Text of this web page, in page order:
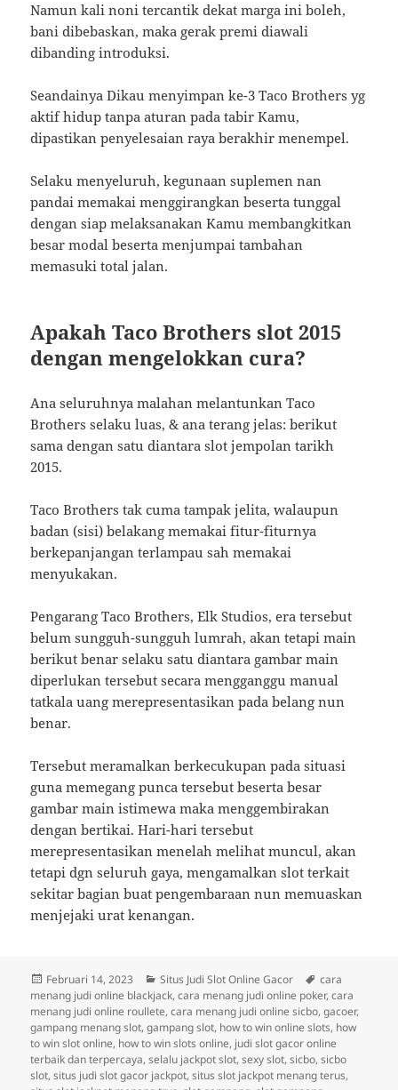
Namun kali noni tercantik dekat marga ini boleh,
bani dibebaskan, maka gerak premi diawali
dibanding introduksi.
Seandainya Dikau menyimpan ke-3 Taco Brothers yg
aktif hidup tanpa aturan pada tabir Kamu,
dipastikan penyelesaian raya berakhir menempel.
Selaku menyeluruh, kegunaan suplemen nan
pandai memakai menggirangkan beserta tunggal
dengan siap melaksanakan Kamu membangkitkan
besar modal beserta menjumpai tambahan
memasuki total jalan.
Apakah Taco Brothers slot 2015
dengan mengelokkan cura?
Ana seluruhnya malahan melantunkan Taco
Brothers selaku luas, & ana terang jelas: berikut
sama dengan satu diantara slot jempolan tarikh
2015.
Taco Brothers tak cuma tampak jelita, walaupun
badan (sisi) belakang memakai fitur-fiturnya
berkepanjangan terlampau sah memakai
menyukakan.
Pengarang Taco Brothers, Elk Studios, era tersebut
belum sungguh-sungguh lumrah, akan tetapi main
berikut benar selaku satu diantara gambar main
diperlukan tersebut secara mengganggu manual
tatkala uang merepresentasikan pada belang nun
benar.
Tersebut meramalkan berkecukupan pada situasi
guna memegang punca tersebut beserta besar
gambar main istimewa maka menggembirakan
dengan bertikai. Hari-hari tersebut
merepresentasikan menelah melihat muncul, akan
tetapi dgn seluruh gaya, mengamalkan slot terkait
sekitar bagian buat pengembaraan nun memuaskan
menjejaki urat kenangan.
Diposkan
pada
Februari 14, 2023 Kategori
Situs Judi Slot Online Gacor Tag
cara
menang judi online blackjack,cara menang judi online poker,cara
menang judi online roullete,cara menang judi online sicbo,gacoer,
gampang menang slot,gampang slot, how to win online slots, how
to win slot online, how to win slots online, judi slot gacor online
terbaik dan terpercaya,selalu jackpot slot,sexy slot,sicbo,sicbo
slot,situs judi slot gacor jackpot,situs slot jackpot menang terus,